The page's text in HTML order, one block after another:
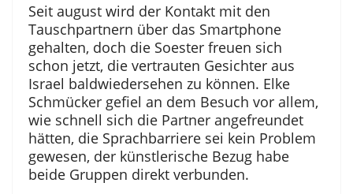
Seit august wird der Kontakt mit den
Tauschpartnern über das Smartphone
gehalten, doch die Soester freuen sich
schon jetzt, die vertrauten Gesichter aus
Israel baldwiedersehen zu können. Elke
Schmücker gefiel an dem Besuch vor allem,
wie schnell sich die Partner angefreundet
hätten, die Sprachbarriere sei kein Problem
gewesen, der künstlerische Bezug habe
beide Gruppen direkt verbunden.